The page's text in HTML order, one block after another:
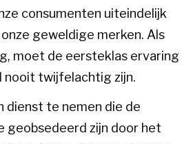
consumenten uiteindelijk
geweldige merken. Als
moet de eersteklas ervaring
nooit twijfelachtig zijn.
dienst te nemen die de
geobsedeerd zijn door het